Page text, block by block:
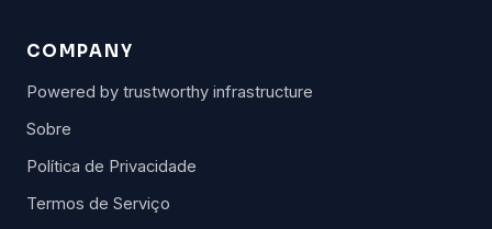
COMPANY
Powered by trustworthy infrastructure
Sobre
Política de Privacidade
Termos de Serviço